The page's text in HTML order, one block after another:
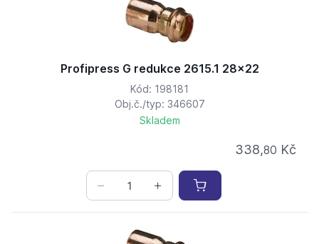
Profipress G redukce 2615.1 28x22
Kód: 198181
Obj.č./typ: 346607
Skladem
338,80 Kč